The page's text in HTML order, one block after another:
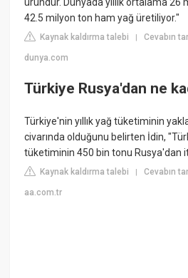
42.5 milyon ton ham yağ üretiliyor."
Kaynak kaldırma talebi |Cevabın
dunya.com
Türkiye Rusya'dan ne
Türkiye'nin yıllık yağ tüketiminin
civarında olduğunu belirten İdin,
tüketiminin 450 bin tonu Rusya'dan
Kaynak kaldırma talebi |Cevabın
aa.com.tr